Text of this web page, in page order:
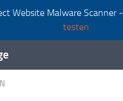
Website Malware Scanner -
testen
springen